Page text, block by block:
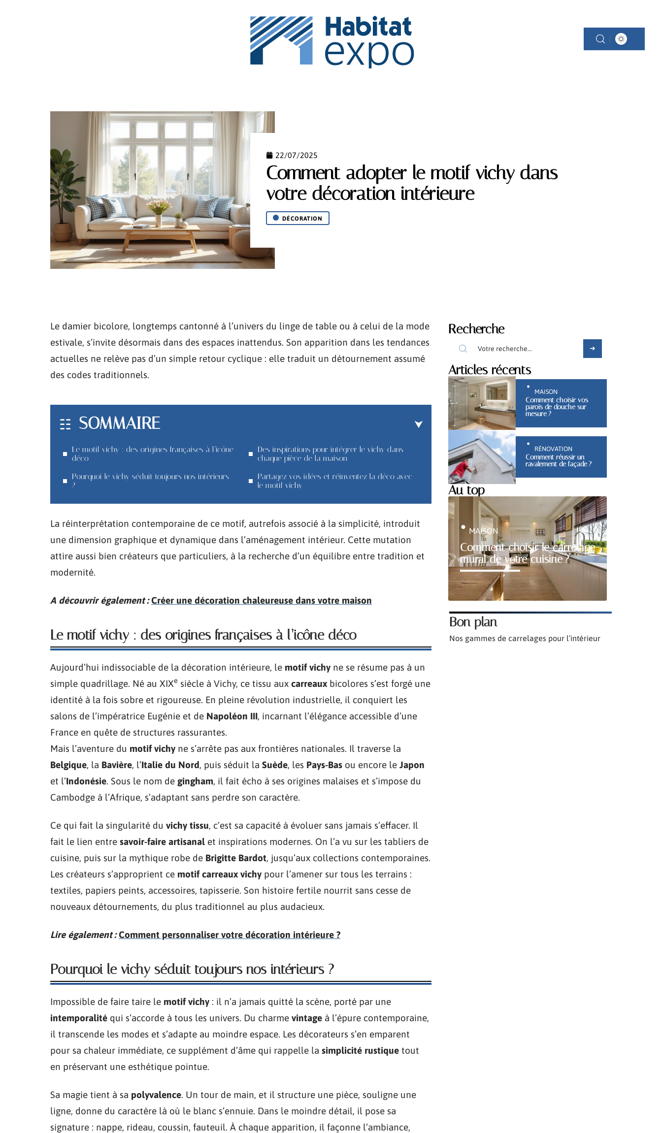
22/07/2025
Comment adopter le motif vichy dans
votre décoration intérieure
DÉCORATION
Le damier bicolore, longtemps cantonné à l’univers du linge de table ou à celui de la mode
estivale, s’invite désormais dans des espaces inattendus. Son apparition dans les tendances
actuelles ne relève pas d’un simple retour cyclique : elle traduit un détournement assumé
des codes traditionnels.
SOMMAIRE
Le motif vichy : des origines françaises à l’icône
déco
Pourquoi le vichy séduit toujours nos intérieurs
?
Des inspirations pour intégrer le vichy dans
chaque pièce de la maison
Partagez vos idées et réinventez la déco avec
le motif vichy
La réinterprétation contemporaine de ce motif, autrefois associé à la simplicité, introduit
une dimension graphique et dynamique dans l’aménagement intérieur. Cette mutation
attire aussi bien créateurs que particuliers, à la recherche d’un équilibre entre tradition et
modernité.
A découvrir également : Créer une décoration chaleureuse dans votre maison
Le motif vichy : des origines françaises à l’icône déco
Aujourd’hui indissociable de la décoration intérieure, le motif vichy ne se résume pas à un
simple quadrillage. Né au XIXe siècle à Vichy, ce tissu aux carreaux bicolores s’est forgé une
identité à la fois sobre et rigoureuse. En pleine révolution industrielle, il conquiert les
salons de l’impératrice Eugénie et de Napoléon III, incarnant l’élégance accessible d’une
France en quête de structures rassurantes.
Mais l’aventure du motif vichy ne s’arrête pas aux frontières nationales. Il traverse la
Belgique, la Bavière, l’Italie du Nord, puis séduit la Suède, les Pays-Bas ou encore le Japon
et l’Indonésie. Sous le nom de gingham, il fait écho à ses origines malaises et s’impose du
Cambodge à l’Afrique, s’adaptant sans perdre son caractère.
Ce qui fait la singularité du vichy tissu, c’est sa capacité à évoluer sans jamais s’effacer. Il
fait le lien entre savoir-faire artisanal et inspirations modernes. On l’a vu sur les tabliers de
cuisine, puis sur la mythique robe de Brigitte Bardot, jusqu’aux collections contemporaines.
Les créateurs s’approprient ce motif carreaux vichy pour l’amener sur tous les terrains :
textiles, papiers peints, accessoires, tapisserie. Son histoire fertile nourrit sans cesse de
nouveaux détournements, du plus traditionnel au plus audacieux.
Lire également : Comment personnaliser votre décoration intérieure ?
Pourquoi le vichy séduit toujours nos intérieurs ?
Impossible de faire taire le motif vichy : il n’a jamais quitté la scène, porté par une
intemporalité qui s’accorde à tous les univers. Du charme vintage à l’épure contemporaine,
il transcende les modes et s’adapte au moindre espace. Les décorateurs s’en emparent
pour sa chaleur immédiate, ce supplément d’âme qui rappelle la simplicité rustique tout
en préservant une esthétique pointue.
Sa magie tient à sa polyvalence. Un tour de main, et il structure une pièce, souligne une
ligne, donne du caractère là où le blanc s’ennuie. Dans le moindre détail, il pose sa
signature : nappe, rideau, coussin, fauteuil. À chaque apparition, il façonne l’ambiance,
Recherche
Articles récents
MAISON
Comment choisir vos
parois de douche sur
mesure ?
RÉNOVATION
Comment réussir un
ravalement de façade ?
Au top
Comment choisir le carrelage
mural de votre cuisine ?
MAISON
Bon plan
Nos gammes de carrelages pour l’intérieur